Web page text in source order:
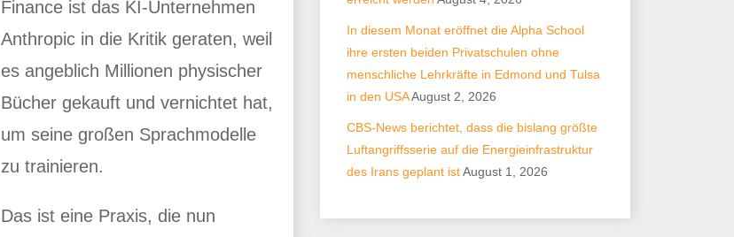
Finance ist das KI-Unternehmen
Anthropic in die Kritik geraten, weil
es angeblich Millionen physischer
Bücher gekauft und vernichtet hat,
um seine großen Sprachmodelle
zu trainieren.
Das ist eine Praxis, die nun
In diesem Monat eröffnet die Alpha School
ihre ersten beiden Privatschulen ohne
menschliche Lehrkräfte in Edmond und Tulsa
in den USAAugust 2, 2026
CBS-News berichtet, dass die bislang größte
Luftangriffsserie auf die Energieinfrastruktur
des Irans geplant istAugust 1, 2026